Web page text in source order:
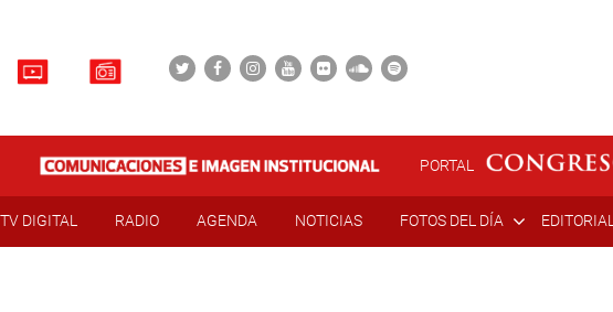
PORTAL
TV DIGITAL RADIO AGENDA NOTICIAS FOTOS DEL DÍA EDITORIAL